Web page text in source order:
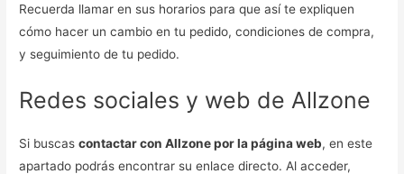
Recuerda llamar en sus horarios para que así te expliquen
cómo hacer un cambio en tu pedido, condiciones de compra,
y seguimiento de tu pedido.
Redes sociales y web de Allzone
Si buscascontactar con Allzone por la página web, en este
apartado podrás encontrar su enlace directo. Al acceder,